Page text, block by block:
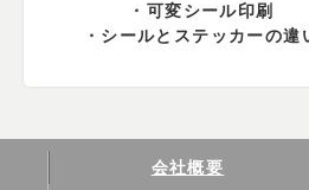
可変シール印刷
シールとステッカーの違
会社概要